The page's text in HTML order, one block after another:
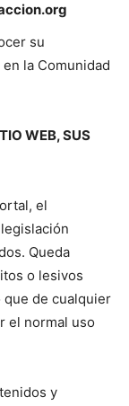
su
la Comunidad
WEB, SUS
el
Queda
o lesivos
de cualquier
el normal uso
y